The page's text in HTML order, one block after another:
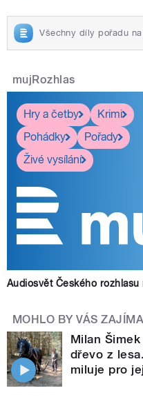
Všechny díly pořadu na
mujRozhlas
Hry a četby
Krimi
Pohádky
Pořady
Živé vysílání
Audiosvět Českého rozhlasu
MOHLO BY VÁS
Milan
dřevo z
miluje pro